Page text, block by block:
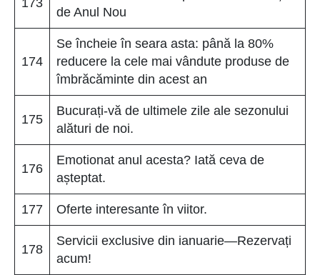
de Anul Nou
174
Se încheie în seara asta: până la 80%
reducere la cele mai vândute produse de
îmbrăcăminte din acest an
175
Bucurați-vă de ultimele zile ale sezonului
alături de noi.
176
Emotionat anul acesta? Iată ceva de
așteptat.
177 Oferte interesante în viitor.
178
Servicii exclusive din ianuarie—Rezervați
acum!